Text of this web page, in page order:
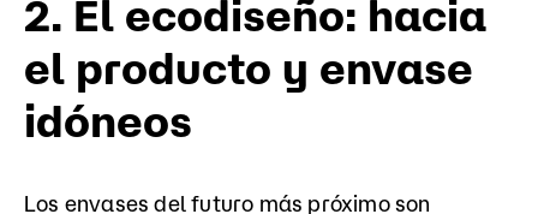
2. El ecodiseño: hacia
el producto y envase
idóneos
Los envases del futuro más próximo son